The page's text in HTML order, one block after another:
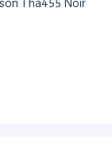
Tha455 Noir